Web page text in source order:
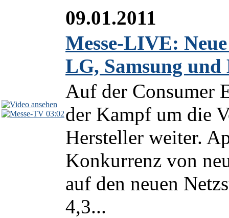
03:02
09.01.2011
Messe-LIVE:
LG, Samsung
Auf der Consumer
der Kampf um die
Hersteller weiter.
Konkurrenz von
auf den neuen
4,3...